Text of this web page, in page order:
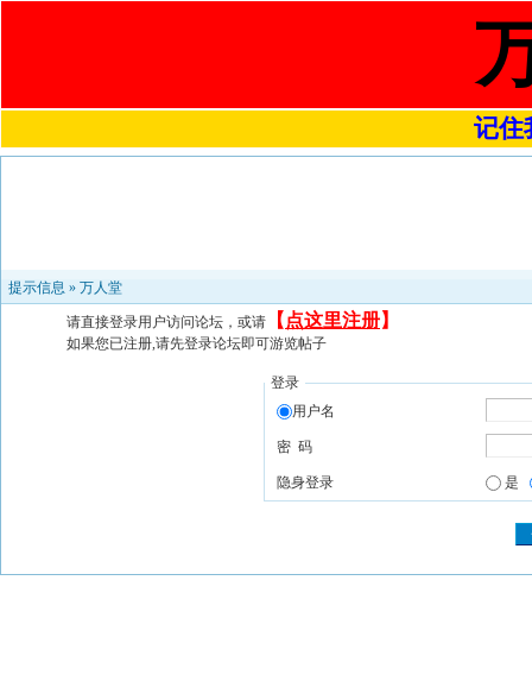
记住
提示信息 » 万人堂
请直接登录用户访问论坛，或请 【 点这里注册】
如果您已注册,请先登录论坛即可游览帖子
登录
用户名
密 码
隐身登录 是